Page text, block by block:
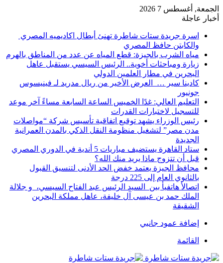
الجمعة, أغسطس 7 2026
أخبار عاجلة
اسرة جريدة ستات شاطرة تهنئ أبطال اكاديميه المصري
والكابتن حافظ المصري
مياه الشرب بالجيزة: قطع المياه عن عدد من المناطق بالهرم
زيارة ومباحثات أخوية.. الرئيس السيسي يستقبل عاهل
البحرين في مطار العلمين الدولي
كادينا سير … العرض الأخير من ريال مدريد لـ فينيسوس
جونيور
التعليم العالي: غدًا الخميس الساعة السابعة مساءً آخر موعد
للتسجيل لاختبارات القدرات
رئيس الوزراء يشهد توقيع اتفاقية تأسيس شركة “مواصلات
مدن مصر” لتشغيل منظومة النقل الذكي بالمدن العمرانية
الجديدة
ستاد القاهرة يستضيف مباريات 5 أندية في الدوري المصري
قبل أن تتزوج ماذا يريد منك الله؟
محافظ الجيزة يعتمد خفض الحد الأدنى لتنسيق القبول
بالثانوي العام إلى 225 درجة
اتصالأ هاتفيأ بين السيد الرئيس عبد الفتاح السيسي، و جلالة
الملك حمد بن عيسى آل خليفة، عاهل مملكة البحرين
الشقيقة
إضافة عمود جانبي
القائمة